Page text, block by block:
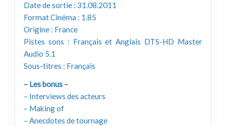
Date de sortie : 31.08.2011
Format Cinéma : 1.85
Origine : France
Pistes sons : Français et Anglais DTS-HD Master
Audio 5.1
Sous-titres : Français
– Les bonus –
– Interviews des acteurs
– Making of
– Anecdotes de tournage